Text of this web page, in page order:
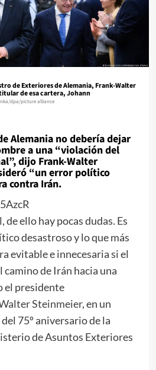
de Exteriores de Alemania, Frank-Walter
de esa cartera, Johann
dpa/picture alliance
Alemania no debería dejar
a una “violación del
dijo Frank-Walter
“un error político
contra Irán.
de ello hay pocas dudas. Es
desastroso y lo que más
evitable e innecesaria si el
de Irán hacia una
el presidente
Steinmeier, en un
75º aniversario de la
de Asuntos Exteriores